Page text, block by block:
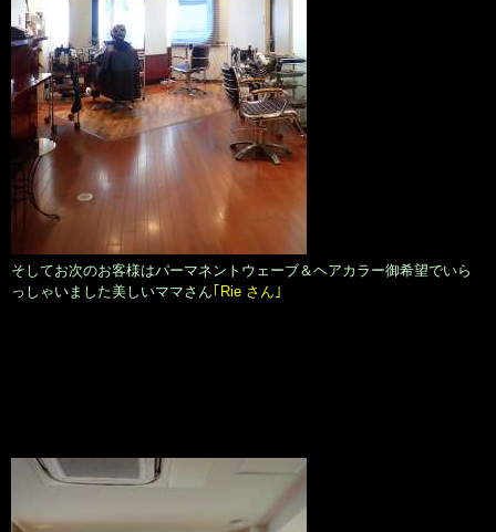
そしてお次のお客様はパーマネントウェーブ＆ヘアカラー御希望でいら
っしゃいました美しいママさん｢Rie さん｣